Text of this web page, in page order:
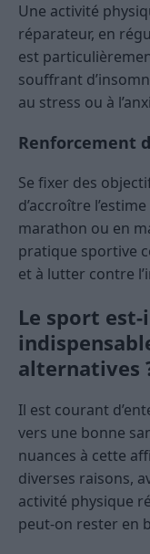
Une activité
réparateur, en
est
souffrant
au stress ou à
Renforcement
Se fixer des
d’accroître
marathon ou en
pratique sportive
et à lutter contre
Le sport
alternatives
Il est courant
vers une bonne
nuances à cette
diverses raisons,
activité physique
peut-on rester en